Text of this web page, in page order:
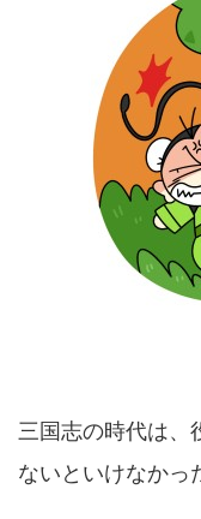
三国志の時代は、
ないといけなかっ